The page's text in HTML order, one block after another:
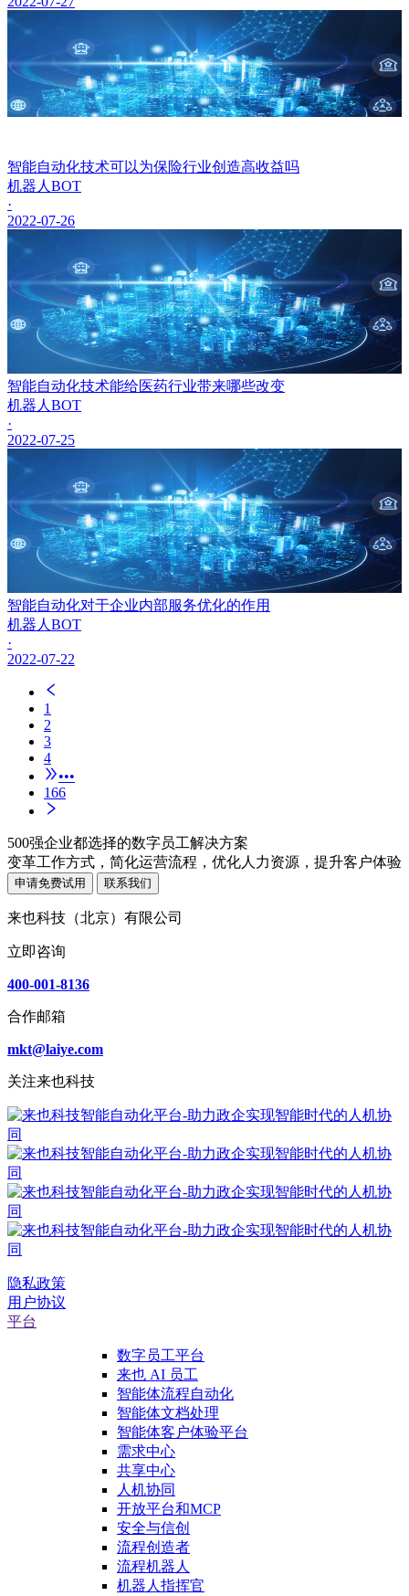
智能自动化技术可以为保险行业创造高收益吗
机器人BOT
·
2022-07-26
智能自动化技术能给医药行业带来哪些改变
机器人BOT
·
2022-07-25
智能自动化对于企业内部服务优化的作用
机器人BOT
·
2022-07-22
1
2
3
4
•••
166
500强企业都选择的数字员工解决方案
变革工作方式，简化运营流程，优化人力资源，提升客户体验
申请免费试用 联系我们
来也科技（北京）有限公司
立即咨询
400-001-8136
合作邮箱
mkt@laiye.com
关注来也科技
隐私政策
用户协议
平台
数字员工平台
来也 AI 员工
智能体流程自动化
智能体文档处理
智能体客户体验平台
需求中心
共享中心
人机协同
开放平台和MCP
安全与信创
流程创造者
流程机器人
机器人指挥官